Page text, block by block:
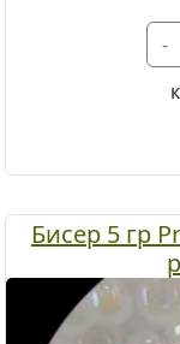
-
Бисер 5 гр